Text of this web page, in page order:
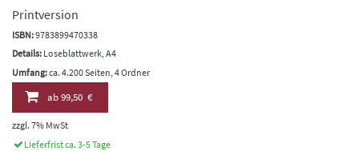
Printversion
ISBN:9783899470338
Details: Loseblattwerk, A4
Umfang:ca. 4.200 Seiten, 4 Ordner
ab99,50 €
zzgl. 7% MwSt
Lieferfrist ca. 3-5 Tage